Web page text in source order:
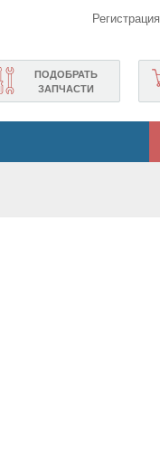
Регистрация
ПОДОБРАТЬ
ЗАПЧАСТИ